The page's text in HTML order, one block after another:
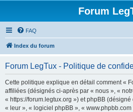
Forum
FAQ
Index du forum
Forum LegTux - Politique de
Cette politique explique en détail comment «
affiliées (désignés ci-après par « nous », «
« https://forum.legtux.org ») et phpBB
« leur », « logiciel phpBB », «